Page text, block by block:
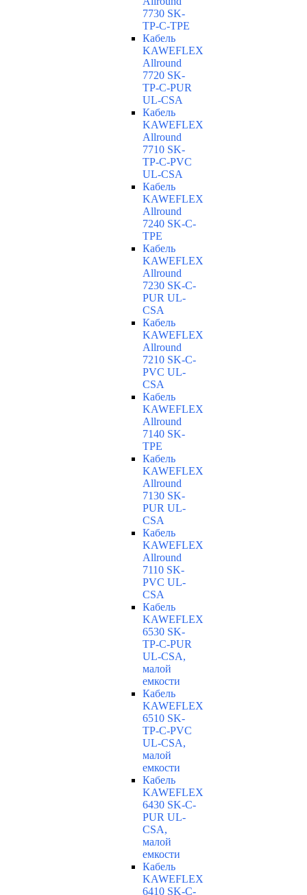
7730 SK-
TP-C-TPE
Кабель
KAWEFLEX
Allround
7720 SK-
TP-C-PUR
UL-CSA
Кабель
KAWEFLEX
Allround
7710 SK-
TP-C-PVC
UL-CSA
Кабель
KAWEFLEX
Allround
7240 SK-C-
TPE
Кабель
KAWEFLEX
Allround
7230 SK-C-
PUR UL-
CSA
Кабель
KAWEFLEX
Allround
7210 SK-C-
PVC UL-
CSA
Кабель
KAWEFLEX
Allround
7140 SK-
TPE
Кабель
KAWEFLEX
Allround
7130 SK-
PUR UL-
CSA
Кабель
KAWEFLEX
Allround
7110 SK-
PVC UL-
CSA
Кабель
KAWEFLEX
6530 SK-
TP-C-PUR
UL-CSA,
малой
емкости
Кабель
KAWEFLEX
6510 SK-
TP-C-PVC
UL-CSA,
малой
емкости
Кабель
KAWEFLEX
6430 SK-C-
PUR UL-
CSA,
малой
емкости
Кабель
KAWEFLEX
6410 SK-C-